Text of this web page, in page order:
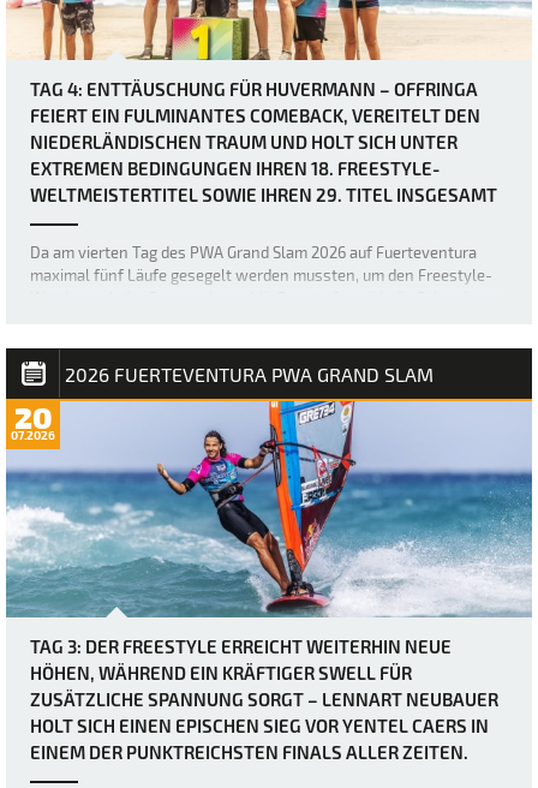
TAG 4: ENTTÄUSCHUNG FÜR HUVERMANN – OFFRINGA
FEIERT EIN FULMINANTES COMEBACK, VEREITELT DEN
NIEDERLÄNDISCHEN TRAUM UND HOLT SICH UNTER
EXTREMEN BEDINGUNGEN IHREN 18. FREESTYLE-
WELTMEISTERTITEL SOWIE IHREN 29. TITEL INSGESAMT
Da am vierten Tag des PWA Grand Slam 2026 auf Fuerteventura
maximal fünf Läufe gesegelt werden mussten, um den Freestyle-
kam. Die heutigen Bedingung…
2026 FUERTEVENTURA PWA GRAND SLAM
20
07.2026
TAG 3: DER FREESTYLE ERREICHT WEITERHIN NEUE
HÖHEN, WÄHREND EIN KRÄFTIGER SWELL FÜR
ZUSÄTZLICHE SPANNUNG SORGT – LENNART NEUBAUER
HOLT SICH EINEN EPISCHEN SIEG VOR YENTEL CAERS IN
EINEM DER PUNKTREICHSTEN FINALS ALLER ZEITEN.